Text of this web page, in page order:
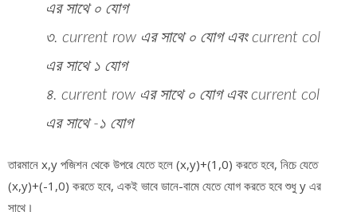
এর সাথে ০ যোগ
৩. current row এর সাথে ০ যোগ এবং current col
এর সাথে ১ যোগ
৪. current row এর সাথে ০ যোগ এবং current col
এর সাথে -১ যোগ
তারমানে x,y পজিশন থেকে উপরে যেতে হলে (x,y)+(1,0) করতে হবে, নিচে যেতে
(x,y)+(-1,0) করতে হবে, একই ভাবে ডানে-বামে যেতে যোগ করতে হবে শুধু y এর
সাথে।